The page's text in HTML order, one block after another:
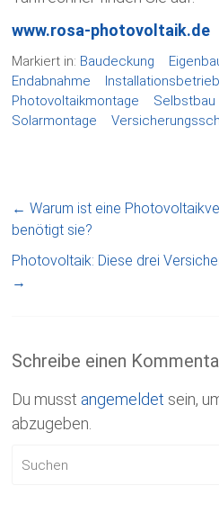
www.rosa-photovoltaik.de
Markiert in: Baudeckung
Endabnahme
Installationsbetrieb
Photovoltaikmontage
Selbstbau
Solarmontage
← Warum ist eine
benötigt sie?
Photovoltaik: Diese drei
→
Schreibe einen
Du musst angemeldet sein,
abzugeben.